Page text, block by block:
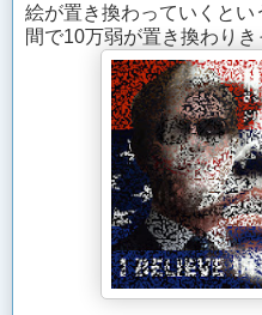
絵が置き換わっていくと
間で10万弱が置き換わりき